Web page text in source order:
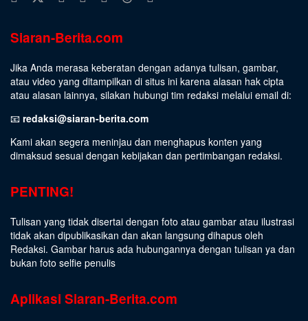
Siaran-Berita.com
Jika Anda merasa keberatan dengan adanya tulisan, gambar,
atau video yang ditampilkan di situs ini karena alasan hak cipta
atau alasan lainnya, silakan hubungi tim redaksi melalui email di:
📧 redaksi@siaran-berita.com
Kami akan segera meninjau dan menghapus konten yang
dimaksud sesuai dengan kebijakan dan pertimbangan redaksi.
PENTING!
Tulisan yang tidak disertai dengan foto atau gambar atau ilustrasi
tidak akan dipublikasikan dan akan langsung dihapus oleh
Redaksi. Gambar harus ada hubungannya dengan tulisan ya dan
bukan foto selfie penulis
Aplikasi Siaran-Berita.com